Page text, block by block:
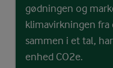
gødningen og
klimavirkningen fra
sammen i et tal,
enhed CO2e.